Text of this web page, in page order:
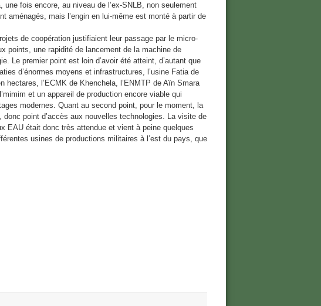
fois encore, au niveau de l’ex-SNLB, non seulement
aménagés, mais l’engin en lui-même est monté à partir de
de coopération justifiaient leur passage par le micro-
points, une rapidité de lancement de la machine de
Le premier point est loin d’avoir été atteint, d’autant que
d’énormes moyens et infrastructures, l’usine Fatia de
l’ECMK de Khenchela, l’ENMTP de Aïn Smara
et un appareil de production encore viable qui
modernes. Quant au second point, pour le moment, la
point d’accès aux nouvelles technologies. La visite de
EAU était donc très attendue et vient à peine quelques
usines de productions militaires à l’est du pays, que